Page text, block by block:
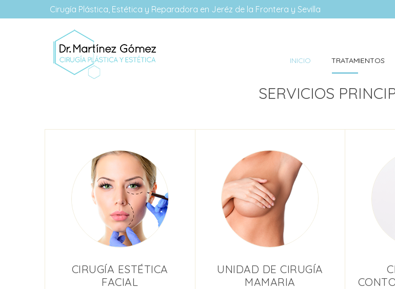
Cirugía Plástica, Estética y Reparadora en Jeréz de la Frontera y Sevilla
INICIO TRATAMIENTOS
SERVICIOS
CIRUGÍA ESTÉTICA
FACIAL
UNIDAD DE CIRUGÍA
MAMARIA